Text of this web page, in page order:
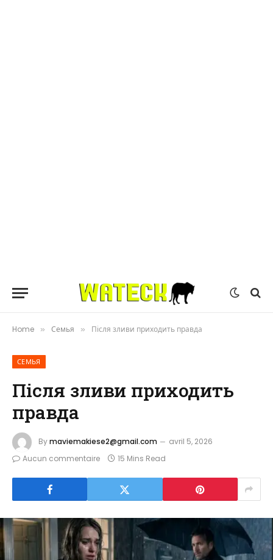
Home » Семья » Після зливи приходить правда
СЕМЬЯ
Після зливи приходить
правда
Bymaviemakiese2@gmail.com
avril 5, 2026
Aucun commentaire
15 Mins Read